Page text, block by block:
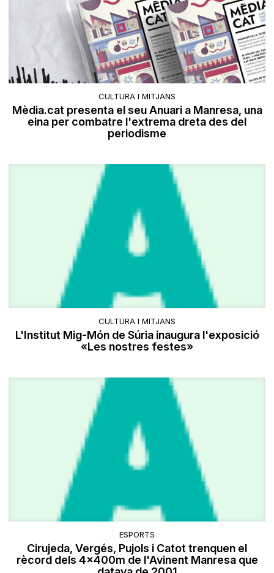
CULTURA I MITJANS
Mèdia.cat presenta el seu Anuari a Manresa, una
eina per combatre l'extrema dreta des del
periodisme
CULTURA I MITJANS
L'Institut Mig-Món de Súria inaugura l'exposició
«Les nostres festes»
ESPORTS
Cirujeda, Vergés, Pujols i Catot trenquen el
rècord dels 4x400m de l'Avinent Manresa que